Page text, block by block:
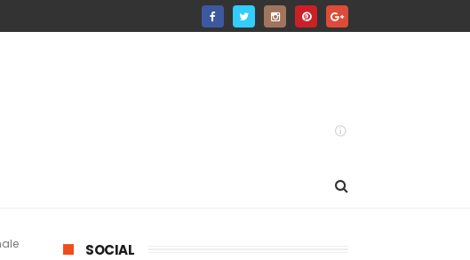
SOCIAL